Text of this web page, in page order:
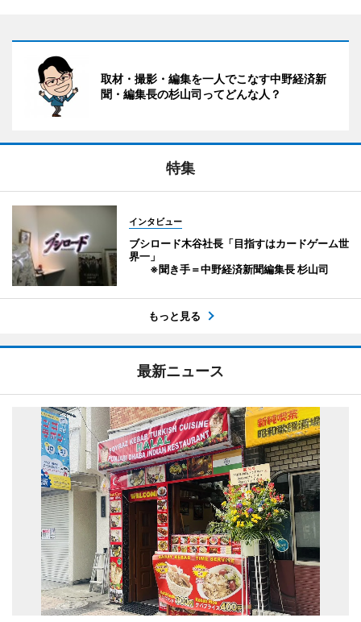
取材・撮影・編集を一人でこなす中野経済新
聞・編集長の杉山司ってどんな人？
特集
インタビュー
ブシロード木谷社長「目指すはカードゲーム世
界一」
※聞き手＝中野経済新聞編集長 杉山司
もっと見る
最新ニュース